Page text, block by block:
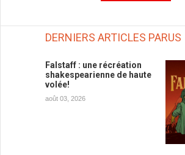
DERNIERS ARTICLES PARUS
Falstaff : une récréation
shakespearienne de haute
volée!
août 03, 2026